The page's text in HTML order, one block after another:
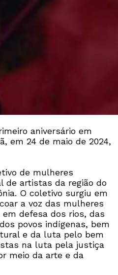
aniversário em
em 24 de maio de 2024,
de mulheres
de artistas da região do
O coletivo surgiu em
a voz das mulheres
defesa dos rios, das
povos indígenas, bem
e da luta pelo bem
na luta pela justiça
meio da arte e da